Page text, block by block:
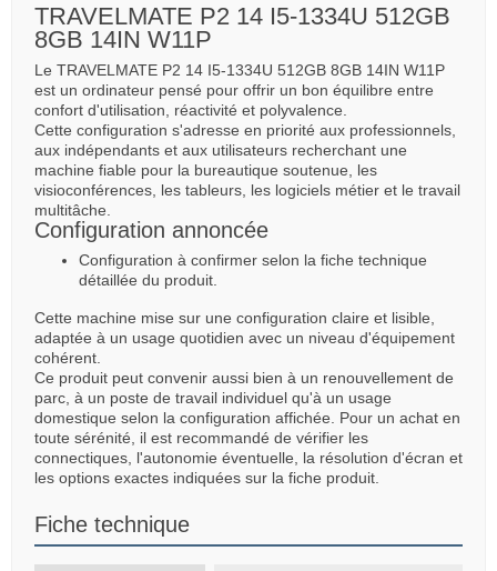
TRAVELMATE P2 14 I5-1334U 512GB
8GB 14IN W11P
Le TRAVELMATE P2 14 I5-1334U 512GB 8GB 14IN W11P
est un ordinateur pensé pour offrir un bon équilibre entre
confort d'utilisation, réactivité et polyvalence.
Cette configuration s'adresse en priorité aux professionnels,
aux indépendants et aux utilisateurs recherchant une
machine fiable pour la bureautique soutenue, les
visioconférences, les tableurs, les logiciels métier et le travail
multitâche.
Configuration annoncée
Configuration à confirmer selon la fiche technique
détaillée du produit.
Cette machine mise sur une configuration claire et lisible,
adaptée à un usage quotidien avec un niveau d'équipement
cohérent.
Ce produit peut convenir aussi bien à un renouvellement de
parc, à un poste de travail individuel qu'à un usage
domestique selon la configuration affichée. Pour un achat en
toute sérénité, il est recommandé de vérifier les
connectiques, l'autonomie éventuelle, la résolution d'écran et
les options exactes indiquées sur la fiche produit.
Fiche technique